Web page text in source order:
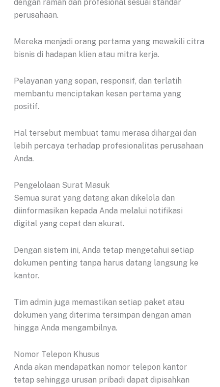
dengan ramah dan profesional sesuai standar
perusahaan.
Mereka menjadi orang pertama yang mewakili citra
bisnis di hadapan klien atau mitra kerja.
Pelayanan yang sopan, responsif, dan terlatih
membantu menciptakan kesan pertama yang
positif.
Hal tersebut membuat tamu merasa dihargai dan
lebih percaya terhadap profesionalitas perusahaan
Anda.
Pengelolaan Surat Masuk
Semua surat yang datang akan dikelola dan
diinformasikan kepada Anda melalui notifikasi
digital yang cepat dan akurat.
Dengan sistem ini, Anda tetap mengetahui setiap
dokumen penting tanpa harus datang langsung ke
kantor.
Tim admin juga memastikan setiap paket atau
dokumen yang diterima tersimpan dengan aman
hingga Anda mengambilnya.
Nomor Telepon Khusus
Anda akan mendapatkan nomor telepon kantor
tetap sehingga urusan pribadi dapat dipisahkan